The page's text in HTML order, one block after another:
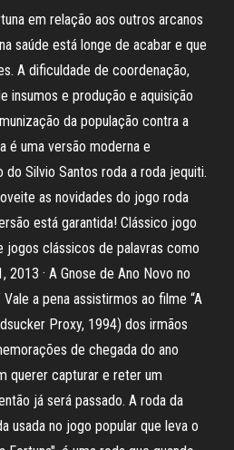
em relação aos outros arcanos
saúde está longe de acabar e que
A dificuldade de coordenação,
insumos e produção e aquisição
da população contra a
é uma versão moderna e
do Silvio Santos roda a roda jequiti.
as novidades do jogo roda
está garantida! Clássico jogo
jogos clássicos de palavras como
2013 · A Gnose de Ano Novo no
Vale a pena assistirmos ao filme “A
Proxy, 1994) dos irmãos
de chegada do ano
querer capturar e reter um
já será passado. A roda da
usada no jogo popular que leva o